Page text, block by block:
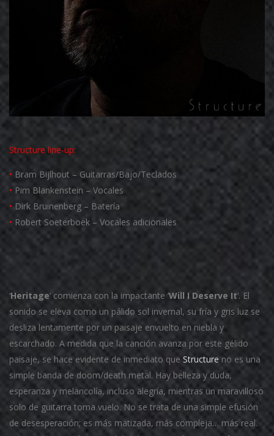
Structure line-up:
• Bram Bijlhout – Guitarras/Bajo/Teclados
• Pim Blankenstein – Vocales
• Dirk Bruinenberg – Batería
• Robert Soeterboek – Vocales adicionales
‘Heritage‘ comienza con la impactante ‘Will I Deserve It’. El
sonido se eleva como un pálido sol invernal, su fría y gris luz se
desliza lentamente por un paisaje envuelto en niebla y
escarchado. A medida que la canción avanza por este gélido
paisaje, se hace evidente de inmediato que Structure no es una
simple banda de doom/death metal. Hay belleza y duda,
esperanza y melancolía, incluso alegría, mientras un maravilloso
solo de guitarra toma vuelo. No se trata de una simple efusión
de desesperación; es más matizada, más compleja… más real.